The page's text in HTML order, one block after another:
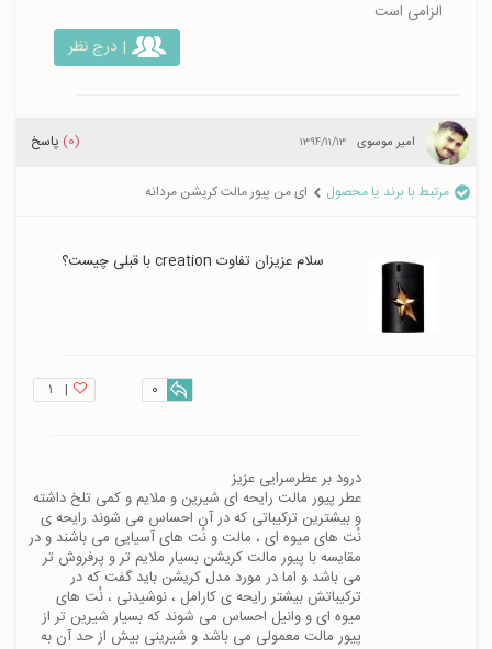
الزامی است
| درج نظر
امیر موسوی ۱۳۹۴/۱۱/۱۳ (0) پاسخ
مرتبط با برند یا محصول ای من پیور مالت کریشن مردانه
سلام عزیزان تفاوت creation با قبلی چیست؟
| ۱ 0